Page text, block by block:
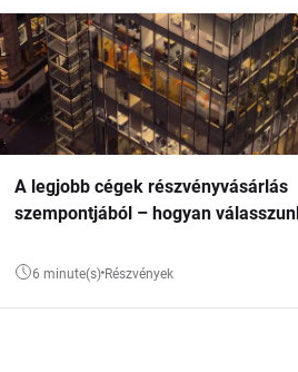
A legjobb cégek részvényvásárlás
szempontjából – hogyan
6 minute(s) Részvények